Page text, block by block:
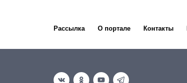
Рассылка О портале Контакты